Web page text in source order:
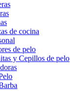
de cocina
de pelo
y Cepillos de pelo